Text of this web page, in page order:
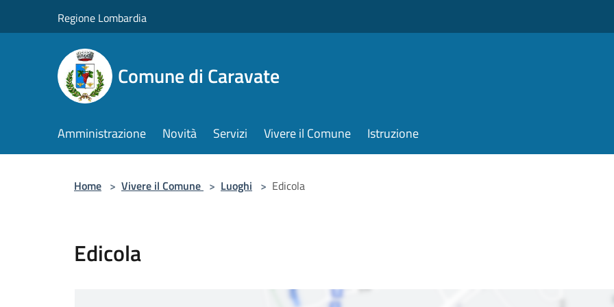
Regione Lombardia
Comune di Caravate
Amministrazione Novità Servizi Vivere il Comune Istruzione
Home > Vivere il Comune > Luoghi > Edicola
Edicola